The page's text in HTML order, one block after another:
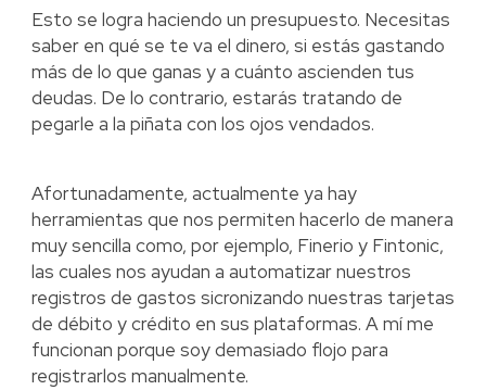
Esto se logra haciendo un presupuesto. Necesitas
saber en qué se te va el dinero, si estás gastando
más de lo que ganas y a cuánto ascienden tus
deudas. De lo contrario, estarás tratando de
pegarle a la piñata con los ojos vendados.
Afortunadamente, actualmente ya hay
herramientas que nos permiten hacerlo de manera
muy sencilla como, por ejemplo, Finerio y Fintonic,
las cuales nos ayudan a automatizar nuestros
registros de gastos sicronizando nuestras tarjetas
de débito y crédito en sus plataformas. A mí me
funcionan porque soy demasiado flojo para
registrarlos manualmente.